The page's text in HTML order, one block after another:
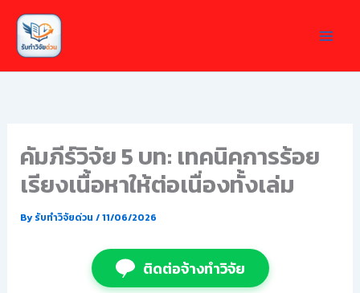
Skip
content
คัมภีร์วิจัย 5 บท: เทคนิคการร้อย
เรียงเนื้อหาให้ต่อเนื่องทั้งเล่ม
Byรับทำวิจัยด่วน /11/06/2026
ติดต่อจ้างทำวิจัย